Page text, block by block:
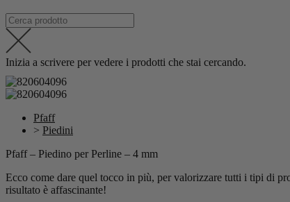
Inizia a scrivere per vedere i prodotti che stai cercando.
Pfaff
> Piedini
Pfaff – Piedino per Perline – 4 mm
Ecco come dare quel tocco in più, per valorizzare tutti i tipi di
risultato è affascinante!